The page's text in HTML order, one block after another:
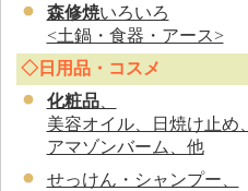
森修焼いろいろ
<土鍋・食器・アース>
◇日用品・コスメ
化粧品、
美容オイル、日焼け止め、
アマゾンバーム、他
せっけん・シャンプー、